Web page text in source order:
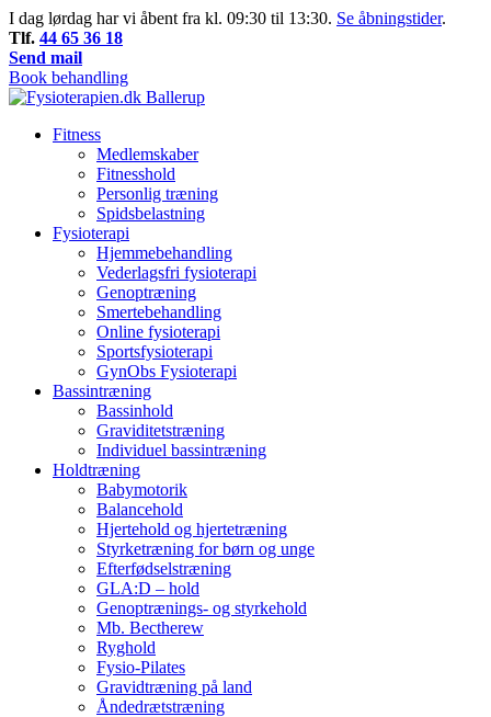
I dag lørdag har vi åbent fra kl. 09:30 til 13:30. Se åbningstider.
Tlf. 44 65 36 18
Send mail
Book behandling
Fitness
Medlemskaber
Fitnesshold
Personlig træning
Spidsbelastning
Fysioterapi
Hjemmebehandling
Vederlagsfri fysioterapi
Genoptræning
Smertebehandling
Online fysioterapi
Sportsfysioterapi
GynObs Fysioterapi
Bassintræning
Bassinhold
Graviditetstræning
Individuel bassintræning
Holdtræning
Babymotorik
Balancehold
Hjertehold og hjertetræning
Styrketræning for børn og unge
Efterfødselstræning
GLA:D – hold
Genoptrænings- og styrkehold
Mb. Bectherew
Ryghold
Fysio-Pilates
Gravidtræning på land
Åndedrætstræning